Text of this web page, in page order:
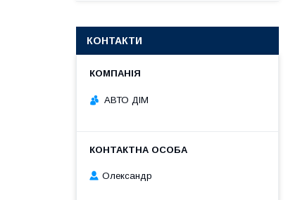
КОНТАКТИ
АВТО ДІМ
Олександр